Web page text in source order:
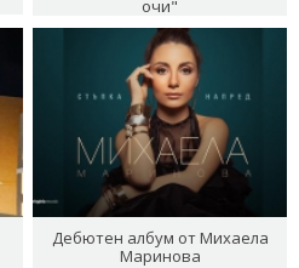
очи"
Дебютен албум от Михаела
Маринова